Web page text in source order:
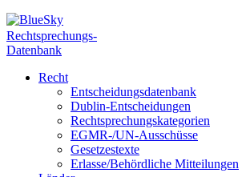
Rechtsprechungs-
Datenbank
Recht
Entscheidungsdatenbank
Dublin-Entscheidungen
Rechtsprechungskategorien
EGMR-/UN-Ausschüsse
Gesetzestexte
Erlasse/Behördliche Mitteilungen